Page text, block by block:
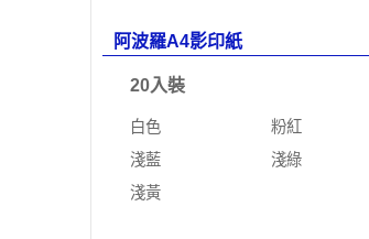
阿波羅A4影印紙
20入裝
白色
粉紅
淺藍
淺綠
淺黃